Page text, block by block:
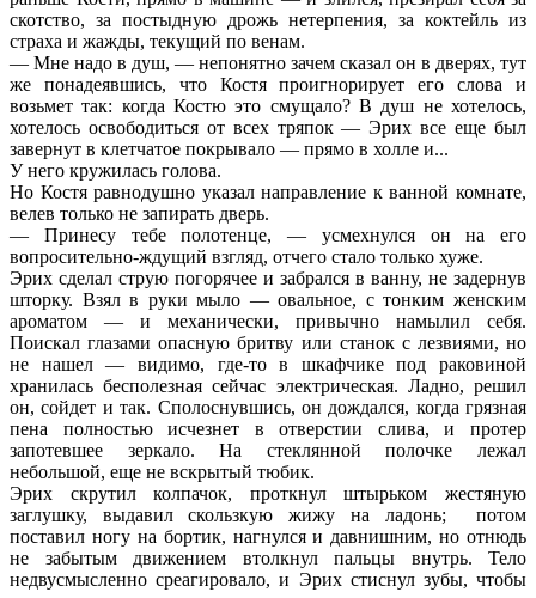
скотство, за постыдную дрожь нетерпения, за коктейль из
страха и жажды, текущий по венам.
— Мне надо в душ, — непонятно зачем сказал он в дверях, тут
же понадеявшись, что Костя проигнорирует его слова и
возьмет так: когда Костю это смущало? В душ не хотелось,
хотелось освободиться от всех тряпок — Эрих все еще был
завернут в клетчатое покрывало — прямо в холле и...
У него кружилась голова.
Но Костя равнодушно указал направление к ванной комнате,
велев только не запирать дверь.
— Принесу тебе полотенце, — усмехнулся он на его
вопросительно-ждущий взгляд, отчего стало только хуже.
Эрих сделал струю погорячее и забрался в ванну, не задернув
шторку. Взял в руки мыло — овальное, с тонким женским
ароматом — и механически, привычно намылил себя.
Поискал глазами опасную бритву или станок с лезвиями, но
не нашел — видимо, где-то в шкафчике под раковиной
хранилась бесполезная сейчас электрическая. Ладно, решил
он, сойдет и так. Сполоснувшись, он дождался, когда грязная
пена полностью исчезнет в отверстии слива, и протер
запотевшее зеркало. На стеклянной полочке лежал
небольшой, еще не вскрытый тюбик.
Эрих скрутил колпачок, проткнул штырьком жестяную
заглушку, выдавил скользкую жижу на ладонь; потом
поставил ногу на бортик, нагнулся и давнишним, но отнюдь
не забытым движением втолкнул пальцы внутрь. Тело
недвусмысленно среагировало, и Эрих стиснул зубы, чтобы